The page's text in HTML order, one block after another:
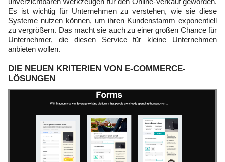
Es ist wichtig für Unternehmen zu verstehen, wie sie diese
Systeme nutzen können, um ihren Kundenstamm exponentiell
zu vergrößern. Das macht sie auch zu einer großen Chance für
Unternehmer, die diesen Service für kleine Unternehmen
anbieten wollen.
DIE NEUEN KRITERIEN VON E-COMMERCE-
LÖSUNGEN